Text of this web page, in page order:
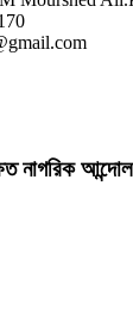
নাগরিক